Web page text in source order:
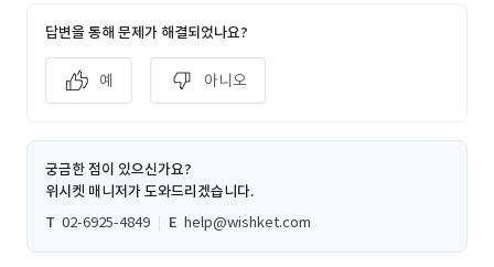
답변을 통해 문제가 해결되었나요?
예 아니오
궁금한 점이 있으신가요?
위시켓 매니저가 도와드리겠습니다.
T 02-6925-4849 E help@wishket.com